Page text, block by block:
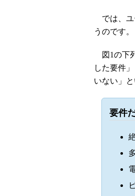
では、ユ
うのです。
図1の下
した要件
いない」
要件